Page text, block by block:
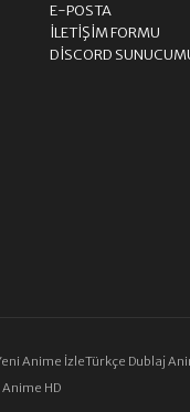
E-POSTA
İLETIŞIM FORMU
DISCORD
Anime İzleTürkçe Dublaj
Anime HD